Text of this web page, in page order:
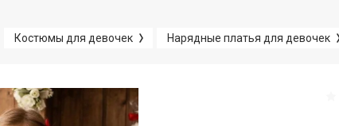
Костюмы для девочек Нарядные платья для девочек